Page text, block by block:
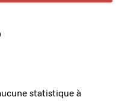
statistique à